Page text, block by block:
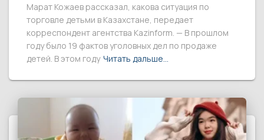
Марат Кожаев рассказал, какова ситуация по
торговле детьми в Казахстане, передает
корреспондент агентства Kazinform. — В прошлом
году было 19 фактов уголовных дел по продаже
детей. В этом году Читать дальше…